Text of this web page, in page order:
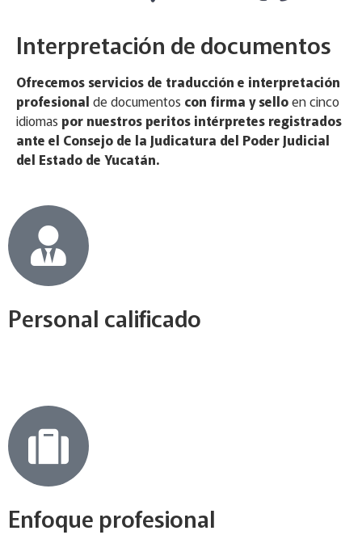
Interpretación de documentos
Ofrecemos servicios de traducción e interpretación
profesional de documentos con firma y selloen cinco
idiomas por nuestros peritos intérpretes registrados
ante el Consejo de la Judicatura del Poder Judicial
del Estado de Yucatán.
Personal calificado
Enfoque profesional